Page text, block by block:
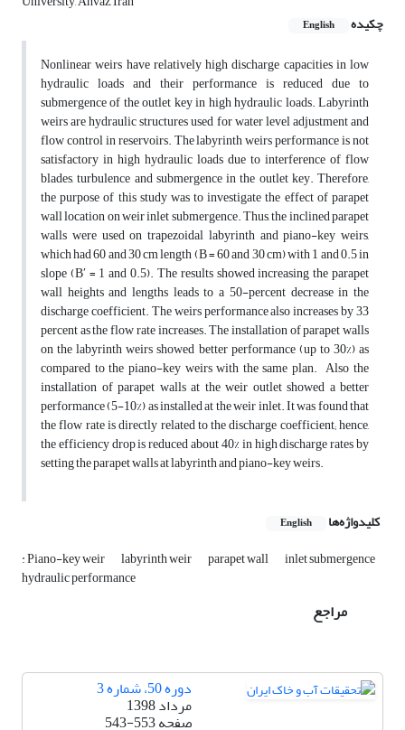
چکیده
English
Nonlinear weirs have relatively high discharge capacities in low
hydraulic loads and their performance is reduced due to
submergence of the outlet key in high hydraulic loads. Labyrinth
weirs are hydraulic structures used for water level adjustment and
flow control in reservoirs. The labyrinth weirs performance is not
satisfactory in high hydraulic loads due to interference of flow
blades, turbulence and submergence in the outlet key. Therefore,
the purpose of this study was to investigate the effect of parapet
wall location on weir inlet submergence. Thus, the inclined parapet
walls were used on trapezoidal labyrinth and piano-key weirs,
which had 60 and 30 cm length (B = 60 and 30 cm) with 1 and 0.5 in
slope (B′ = 1 and 0.5). The results showed increasing the parapet
wall heights and lengths leads to a 50-percent decrease in the
discharge coefficient. The weirs performance also increases by 33
percent as the flow rate increases. The installation of parapet walls
on the labyrinth weirs showed better performance (up to 30%) as
compared to the piano-key weirs with the same plan. Also the
installation of parapet walls at the weir outlet showed a better
performance (5-10%) as installed at the weir inlet. It was found that
the flow rate is directly related to the discharge coefficient; hence,
the efficiency drop is reduced about 40% in high discharge rates by
setting the parapet walls at labyrinth and piano-key weirs.
کلیدواژه‌ها English
: Piano-key weir labyrinth weir parapet wall inlet submergence
hydraulic performance
مراجع
دوره 50، شماره 3
مرداد 1398
صفحه543-553